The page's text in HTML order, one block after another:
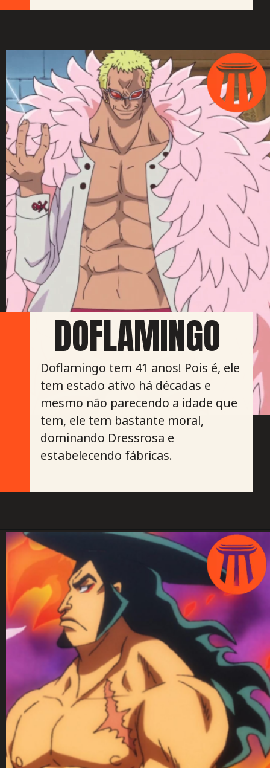
DOFLAMINGO
Doflamingo tem 41 anos! Pois é, ele
tem estado ativo há décadas e
mesmo não parecendo a idade que
tem, ele tem bastante moral,
dominando Dressrosa e
estabelecendo fábricas.